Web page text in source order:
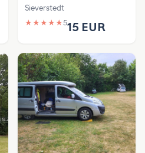
Sieverstedt
★ ★ ★ ★ ★515 EUR